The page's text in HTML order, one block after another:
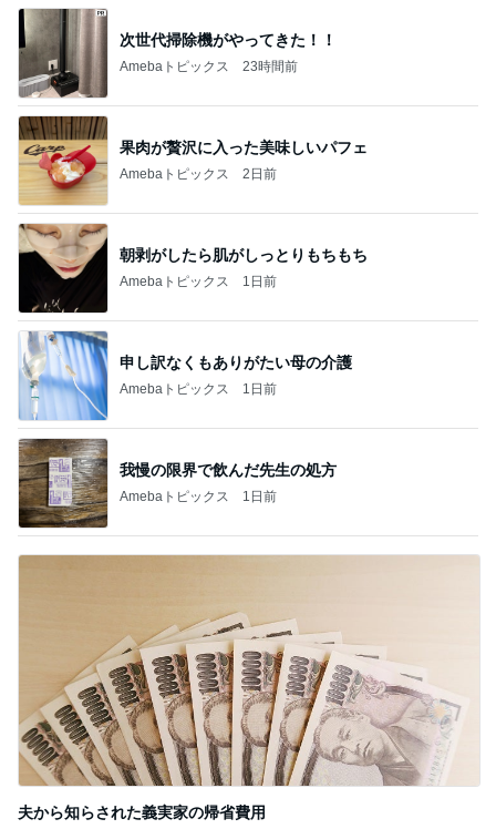
次世代掃除機がやってきた！！
Amebaトピックス 23時間前
果肉が贅沢に入った美味しいパフェ
Amebaトピックス 2日前
朝剥がしたら肌がしっとりもちもち
Amebaトピックス 1日前
申し訳なくもありがたい母の介護
Amebaトピックス 1日前
我慢の限界で飲んだ先生の処方
Amebaトピックス 1日前
夫から知らされた義実家の帰省費用